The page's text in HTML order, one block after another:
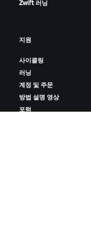
Zwift 러닝
지원
사이클링
러닝
계정 및 주문
방법 설명 영상
포럼